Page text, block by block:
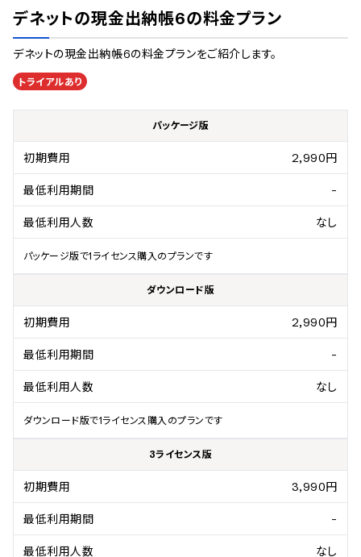
デネットの現金出納帳6の料金プラン
デネットの現金出納帳6の料金プランをご紹介します。
トライアルあり
パッケージ版
初期費用 2,990円
最低利用期間 -
最低利用人数 なし
パッケージ版で1ライセンス購入のプランです
ダウンロード版
初期費用 2,990円
最低利用期間 -
最低利用人数 なし
ダウンロード版で1ライセンス購入のプランです
3ライセンス版
初期費用 3,990円
最低利用期間 -
最低利用人数 なし